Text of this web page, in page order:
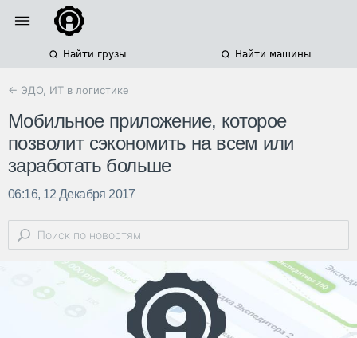
Найти грузы Найти машины
← ЭДО, ИТ в логистике
Мобильное приложение, которое
позволит сэкономить на всем или
заработать больше
06:16, 12 Декабря 2017